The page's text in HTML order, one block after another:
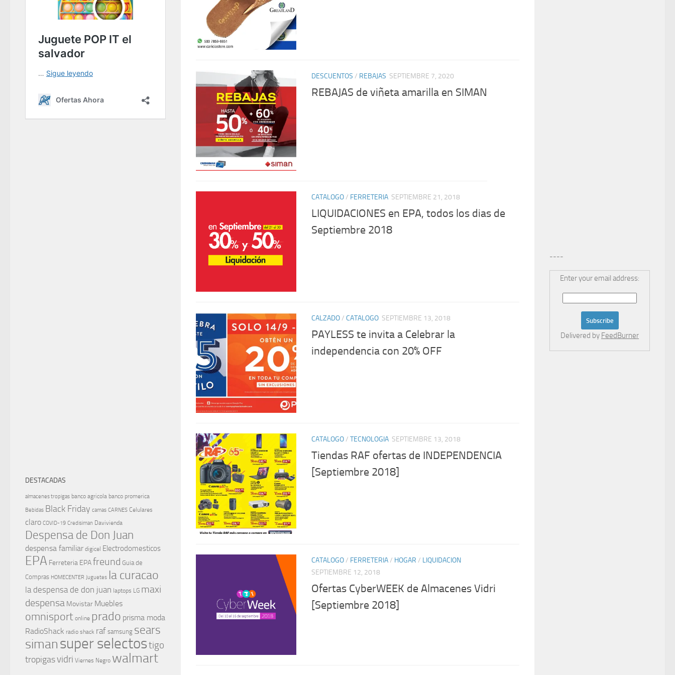
DESCUENTOS / REBAJAS SEPTIEMBRE 7, 2020
REBAJAS de viñeta amarilla en SIMAN
CATALOGO/ FERRETERIA SEPTIEMBRE 21, 2018
LIQUIDACIONES en EPA, todos los dias de
Septiembre 2018
CALZADO/ CATALOGO SEPTIEMBRE 13, 2018
PAYLESS te invita a Celebrar la
independencia con 20% OFF
CATALOGO/ TECNOLOGIA SEPTIEMBRE 13, 2018
Tiendas RAF ofertas de INDEPENDENCIA
[Septiembre 2018]
CATALOGO/ FERRETERIA/ HOGAR / LIQUIDACION
SEPTIEMBRE 12, 2018
Ofertas CyberWEEK de Almacenes Vidri
[Septiembre 2018]
DESTACADAS
almacenes tropigas banco agricola banco promerica
Bebidas Black Friday camas CARNES Celulares
claro COVID-19 Credisiman Davivienda
Despensa de Don Juan
despensa familiar digicel Electrodomesticos
EPA Ferreteria EPAfreund Guia de
Compras HOMECENTER Juguetes la curacao
la despensa de don juan laptops LG maxi
despensa Movistar Muebles
omnisport online prado prisma moda
RadioShack radio shack raf samsung sears
simansuper selectostigo
tropigasvidri Viernes Negro walmart
----
Enter your email address:
Delivered by FeedBurner